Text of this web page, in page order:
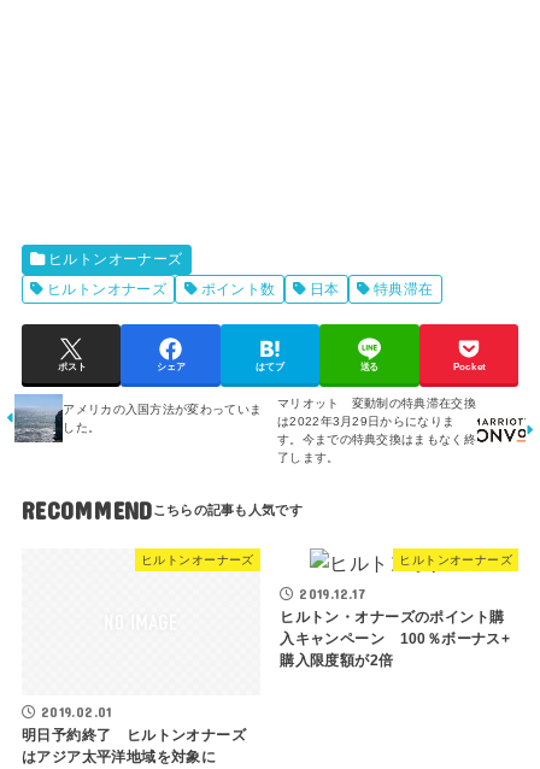
ヒルトンオーナーズ
ヒルトンオナーズ
ポイント数 日本 特典滞在
ポスト シェア はてブ 送る Pocket
アメリカの入国方法が変わっていま
した。
マリオット 変動制の特典滞在交換
は2022年3月29日からになりま
す。今までの特典交換はまもなく終
了します。
RECOMMEND
ヒルトンオーナーズ
2019.02.01
明日予約終了 ヒルトンオナーズ
はアジア太平洋地域を対象に
ヒルトンオーナーズ
2019.12.17
ヒルトン・オナーズのポイント購
入キャンペーン 100％ボーナス+
購入限度額が2倍